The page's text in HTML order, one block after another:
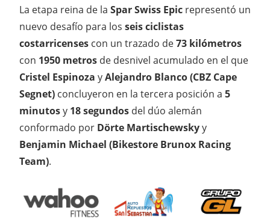
La etapa reina de la Spar Swiss Epic representó un
nuevo desafío para los seis ciclistas
costarricenses con un trazado de73 kilómetros
con 1950 metros de desnivel acumulado en el que
Cristel Espinoza yAlejandro Blanco (CBZ Cape
Segnet) concluyeron en la tercera posición a 5
minutosy 18 segundos del dúo alemán
conformado por Dörte Martischewskyy
Benjamin Michael (Bikestore Brunox Racing
Team).